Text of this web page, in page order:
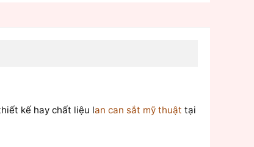
kế hay chất liệu lan can sắt mỹ thuật tại